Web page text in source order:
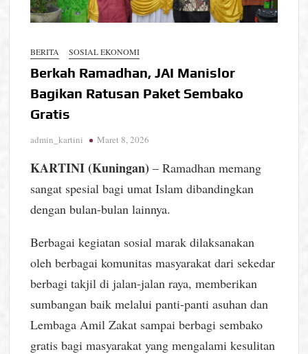
BERITA SOSIAL EKONOMI
Berkah Ramadhan, JAI Manislor
Bagikan Ratusan Paket Sembako
Gratis
admin_kartini Maret 8, 2026
KARTINI (Kuningan) – Ramadhan memang
sangat spesial bagi umat Islam dibandingkan
dengan bulan-bulan lainnya.
Berbagai kegiatan sosial marak dilaksanakan
oleh berbagai komunitas masyarakat dari sekedar
berbagi takjil di jalan-jalan raya, memberikan
sumbangan baik melalui panti-panti asuhan dan
Lembaga Amil Zakat sampai berbagi sembako
gratis bagi masyarakat yang mengalami kesulitan